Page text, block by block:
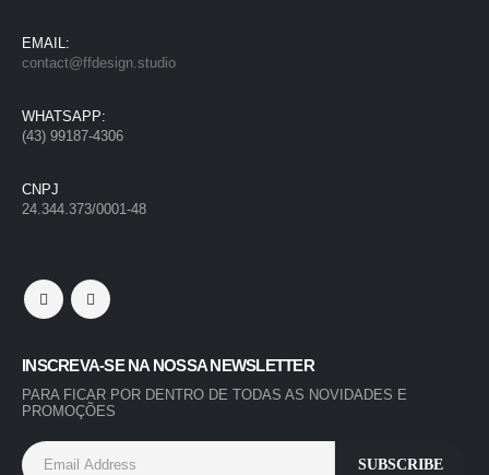
EMAIL:
contact@ffdesign.studio
WHATSAPP:
(43) 99187-4306
CNPJ
24.344.373/0001-48
INSCREVA-SE NA NOSSA NEWSLETTER
PARA FICAR POR DENTRO DE TODAS AS NOVIDADES E
PROMOÇÕES